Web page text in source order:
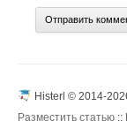
Histerl © 2014-
Разместить статью ::